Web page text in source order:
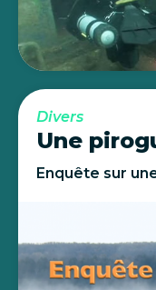
Divers
Une
Enquête sur